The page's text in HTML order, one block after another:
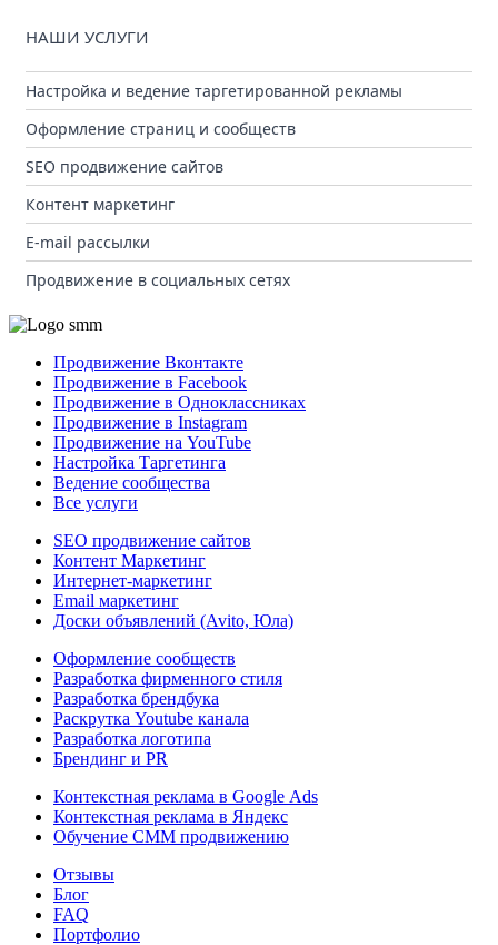
НАШИ УСЛУГИ
Настройка и ведение таргетированной рекламы
Оформление страниц и сообществ
SEO продвижение сайтов
Контент маркетинг
E-mail рассылки
Продвижение в социальных сетях
Продвижение Вконтакте
Продвижение в Facebook
Продвижение в Одноклассниках
Продвижение в Instagram
Продвижение на YouTube
Настройка Таргетинга
Ведение сообщества
Все услуги
SEO продвижение сайтов
Контент Маркетинг
Интернет-маркетинг
Email маркетинг
Доски объявлений (Avito, Юла)
Оформление сообществ
Разработка фирменного стиля
Разработка брендбука
Раскрутка Youtube канала
Разработка логотипа
Брендинг и PR
Контекстная реклама в Google Ads
Контекстная реклама в Яндекс
Обучение СММ продвижению
Отзывы
Блог
FAQ
Портфолио